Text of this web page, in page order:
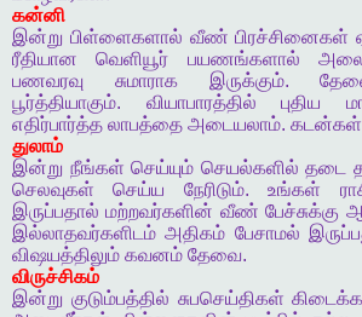
கன்னி
இன்று பிள்ளைகளால் வீண் பிரச்சினைகள்
ரீதியான
வெளியூர் பயணங்களால்
பணவரவு
சுமாராக இருக்கும்.
பூர்த்தியாகும். வியாபாரத்தில் புதிய
எதிர்பார்த்த லாபத்தை அடையலாம். கடன்கள்
துலாம்
இன்று நீங்கள் செய்யும் செயல்களில் தடை
செலவுகள்
செய்ய நேரிடும்.உங்கள்
இருப்பதால் மற்றவர்களின் வீண் பேச்சுக்கு
இல்லாதவர்களிடம் அதிகம் பேசாமல்
விஷயத்திலும் கவனம் தேவை.
விருச்சிகம்
இன்று குடும்பத்தில் சுபசெய்திகள்